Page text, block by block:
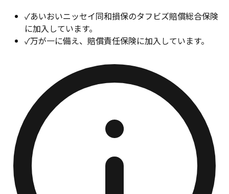
✓あいおいニッセイ同和損保のタフビズ賠償総合保険
に加入しています。
✓万が一に備え、賠償責任保険に加入しています。